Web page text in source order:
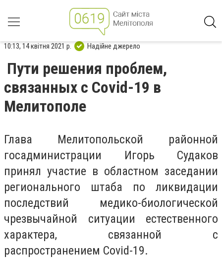
10:13, 14 квітня 2021 р. Надійне джерело
Пути решения проблем,
связанных с Covid-19 в
Мелитополе
Глава Мелитопольской районной
госадминистрации Игорь Судаков
принял участие в областном заседании
регионального штаба по ликвидации
последствий медико-биологической
чрезвычайной ситуации естественного
характера, связанной с
распространением Covid-19.